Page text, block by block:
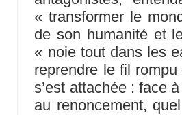
« transformer le
de son humanité et
« noie tout dans les
reprendre le fil
s’est attachée : face
au renoncement,